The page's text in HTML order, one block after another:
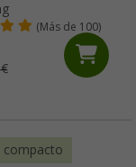
(Más de 100)
compacto